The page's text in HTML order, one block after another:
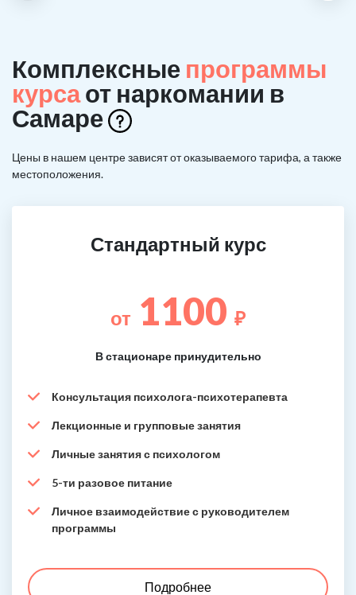
Комплексные программы
курсаот наркомании в
Самаре
Цены в нашем центре зависят от оказываемого тарифа, а также
местоположения.
Стандартный курс
от 1100 ₽
В стационаре принудительно
Консультация психолога-психотерапевта
Лекционные и групповые занятия
Личные занятия с психологом
5-ти разовое питание
Личное взаимодействие с руководителем
программы
Подробнее